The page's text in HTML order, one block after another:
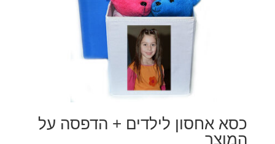
כסא אחסון לילדים + הדפסה על
המוצר